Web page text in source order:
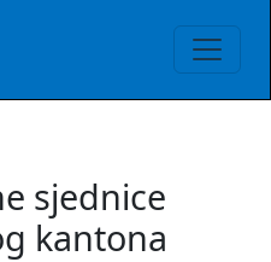
sjednice
kantona